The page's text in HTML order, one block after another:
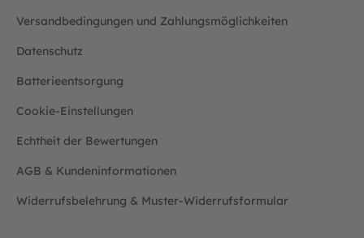
Versandbedingungen und Zahlungsmöglichkeiten
Datenschutz
Batterieentsorgung
Cookie-Einstellungen
Echtheit der Bewertungen
AGB & Kundeninformationen
Widerrufsbelehrung & Muster-Widerrufsformular